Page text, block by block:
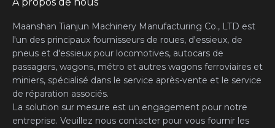
À propos de nous
Maanshan Tianjun Machinery Manufacturing Co., LTD est
l'un des principaux fournisseurs de roues, d'essieux, de
pneus et d'essieux pour locomotives, autocars de
passagers, wagons, métro et autres wagons ferroviaires et
miniers, spécialisé dans le service après-vente et le service
de réparation associés.
La solution sur mesure est un engagement pour notre
entreprise. Veuillez nous contacter pour vous fournir les